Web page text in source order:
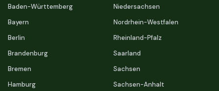
Baden-Württemberg
Bayern
Berlin
Brandenburg
Bremen
Hamburg
Niedersachsen
Nordrhein-Westfalen
Rheinland-Pfalz
Saarland
Sachsen
Sachsen-Anhalt